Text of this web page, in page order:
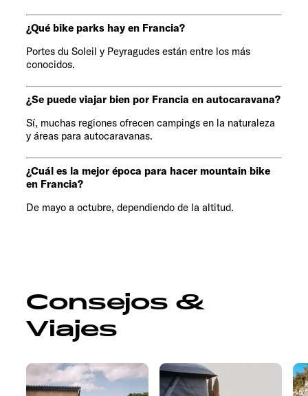
¿Qué bike parks hay en Francia?
Portes du Soleil y Peyragudes están entre los más
conocidos.
¿Se puede viajar bien por Francia en autocaravana?
Sí, muchas regiones ofrecen campings en la naturaleza
y áreas para autocaravanas.
¿Cuál es la mejor época para hacer mountain bike
en Francia?
De mayo a octubre, dependiendo de la altitud.
Consejos &
Viajes